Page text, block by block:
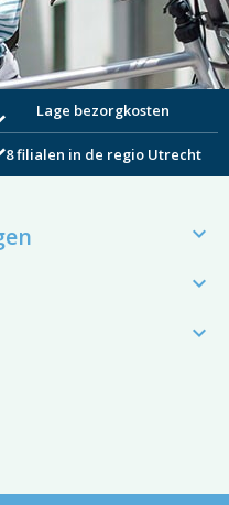
Lage bezorgkosten
8 filialen in de regio Utrecht


